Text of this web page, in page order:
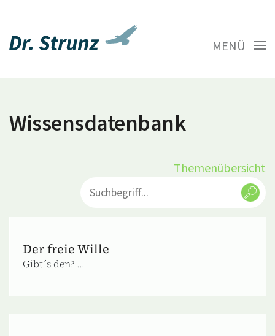
MENÜ
Wissensdatenbank
Themenübersicht
Der freie Wille
Gibt´s den? ...